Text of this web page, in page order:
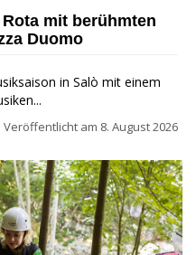
mit berühmten
Duomo
in Salò mit einem
Veröffentlicht am 8. August 2026